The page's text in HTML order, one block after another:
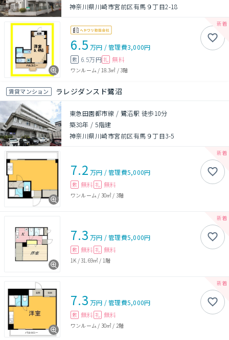
神奈川県川崎市宮前区有馬９丁目2-18
6.5 万円 /管理費3,000円
敷 6.5万円 礼 無料
ワンルーム / 18.3㎡ /3階
賃貸マンション ラレジダンスド鷺沼
東急田園都市線 / 鷺沼駅 徒歩10分
築38年 /5階建
神奈川県川崎市宮前区有馬９丁目3-5
7.2 万円 /管理費5,000円
敷 無料 礼 無料
ワンルーム / 30㎡ / 3階
7.3 万円 /管理費5,000円
敷 無料 礼 無料
1K /31.69㎡ / 1階
7.3 万円 /管理費5,000円
敷 無料 礼 無料
ワンルーム / 30㎡ / 2階